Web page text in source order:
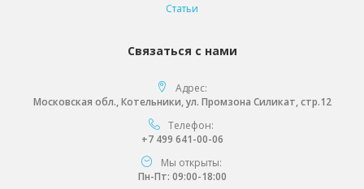
Статьи
Связаться с нами
Адрес:
Московская обл., Котельники, ул. Промзона Силикат, стр.12
Телефон:
+7 499 641-00-06
Мы открыты:
Пн-Пт: 09:00-18:00